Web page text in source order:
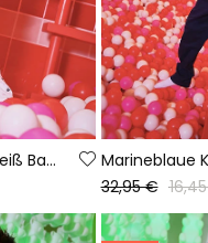
Jungen T-Shirt weiß Baumwolle Wal
Marineblaue
32,95 €